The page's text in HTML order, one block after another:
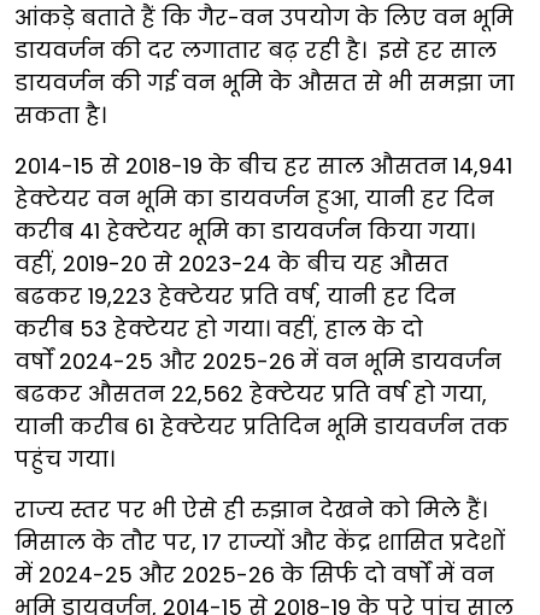
आंकड़े बताते हैं कि गैर-वन उपयोग के लिए वन भूमि
डायवर्जन की दर लगातार बढ़ रही है। इसे हर साल
डायवर्जन की गई वन भूमि के औसत से भी समझा जा
सकता है।
2014-15 से 2018-19 के बीच हर साल औसतन 14,941
हेक्टेयर वन भूमि का डायवर्जन हुआ, यानी हर दिन
करीब 41 हेक्टेयर भूमि का डायवर्जन किया गया।
वहीं, 2019-20 से 2023-24 के बीच यह औसत
बढकर 19,223 हेक्टेयर प्रति वर्ष, यानी हर दिन
करीब 53 हेक्टेयर हो गया। वहीं, हाल के दो
वर्षों 2024-25 और 2025-26 में वन भूमि डायवर्जन
बढकर औसतन 22,562 हेक्टेयर प्रति वर्ष हो गया,
यानी करीब 61 हेक्टेयर प्रतिदिन भूमि डायवर्जन तक
पहुंच गया।
राज्य स्तर पर भी ऐसे ही रुझान देखने को मिले हैं।
मिसाल के तौर पर, 17 राज्यों और केंद्र शासित प्रदेशों
में 2024-25 और 2025-26 के सिर्फ दो वर्षों में वन
भूमि डायवर्जन, 2014-15 से 2018-19 के पूरे पांच साल